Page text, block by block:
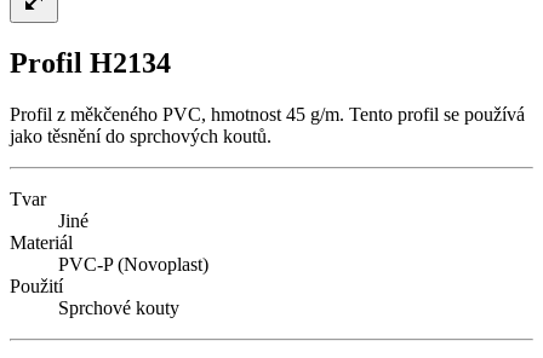
Profil H2134
Profil z měkčeného PVC, hmotnost 45 g/m. Tento profil se používá
jako těsnění do sprchových koutů.
Tvar
Jiné
Materiál
PVC-P (Novoplast)
Použití
Sprchové kouty